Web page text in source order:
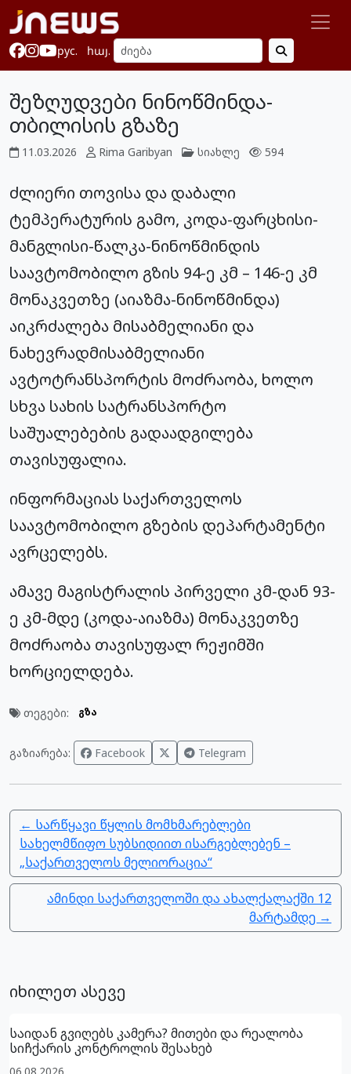
рус. հայ.
შეზღუდვები ნინოწმინდა-
თბილისის გზაზე
11.03.2026 Rima Garibyan სიახლე 594
ძლიერი თოვისა და დაბალი
ტემპერატურის გამო, კოდა-ფარცხისი-
მანგლისი-წალკა-ნინოწმინდის
საავტომობილო გზის 94-ე კმ – 146-ე კმ
მონაკვეთზე (აიაზმა-ნინოწმინდა)
აიკრძალება მისაბმელიანი და
ნახევრადმისაბმელიანი
ავტოტრანსპორტის მოძრაობა, ხოლო
სხვა სახის სატრანსპორტო
საშუალებების გადაადგილება
თავისუფალია.
ინფორმაციას საქართველოს
საავტომობილო გზების დეპარტამენტი
ავრცელებს.
ამავე მაგისტრალის პირველი კმ-დან 93-
ე კმ-მდე (კოდა-აიაზმა) მონაკვეთზე
მოძრაობა თავისუფალ რეჟიმში
ხორციელდება.
თეგები: გზა
გაზიარება: Facebook Telegram
← სარწყავი წყლის მომხმარებლები
სახელმწიფო სუბსიდიით ისარგებლებენ –
„საქართველოს მელიორაცია“
ამინდი საქართველოში და ახალქალაქში 12
მარტამდე →
იხილეთ ასევე
საიდან გვიღებს კამერა? მითები და რეალობა
სიჩქარის კონტროლის შესახებ